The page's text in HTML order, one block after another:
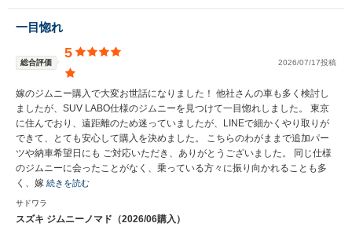
一目惚れ
総合評価
5
2026/07/17投稿
嫁のジムニー購入で大変お世話になりました！ 他社さんの車も多く検討し
ましたが、SUV LABO仕様のジムニーを見つけて一目惚れしました。 東京
に住んでおり、遠距離のため迷っていましたが、LINEで細かくやり取りが
できて、とても安心して購入を決めました。 こちらのわがままで追加パー
ツや納車希望日にも ご対応いただき、ありがとうございました。 同じ仕様
のジムニーに会ったことがなく、乗っている方々に振り向かれることも多
く、嫁 続きを読む
サドワラ
スズキ ジムニーノマド（2026/06購入）